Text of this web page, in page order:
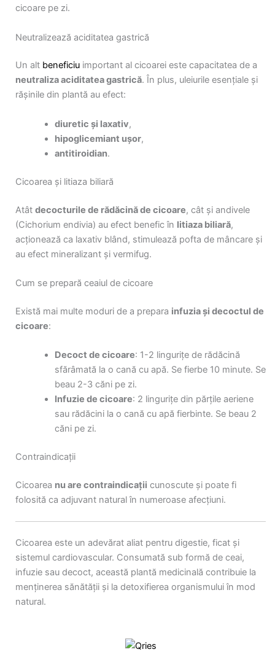
cicoare pe zi.
Neutralizează aciditatea gastrică
Un alt beneficiu important al cicoarei este capacitatea de a
neutraliza aciditatea gastrică. În plus, uleiurile esențiale și
rășinile din plantă au efect:
diuretic și laxativ,
hipoglicemiant ușor,
antitiroidian.
Cicoarea și litiaza biliară
Atât decocturile de rădăcină de cicoare, cât și andivele
(Cichorium endivia) au efect benefic în litiaza biliară,
acționează ca laxativ blând, stimulează pofta de mâncare și
au efect mineralizant și vermifug.
Cum se prepară ceaiul de cicoare
Există mai multe moduri de a prepara infuzia și decoctul de
cicoare:
Decoct de cicoare: 1-2 lingurițe de rădăcină
sfărâmată la o cană cu apă. Se fierbe 10 minute. Se
beau 2-3 căni pe zi.
Infuzie de cicoare: 2 lingurițe din părțile aeriene
sau rădăcini la o cană cu apă fierbinte. Se beau 2
căni pe zi.
Contraindicații
Cicoarea nu are contraindicații cunoscute și poate fi
folosită ca adjuvant natural în numeroase afecțiuni.
Cicoarea este un adevărat aliat pentru digestie, ficat și
sistemul cardiovascular. Consumată sub formă de ceai,
infuzie sau decoct, această plantă medicinală contribuie la
menținerea sănătății și la detoxifierea organismului în mod
natural.